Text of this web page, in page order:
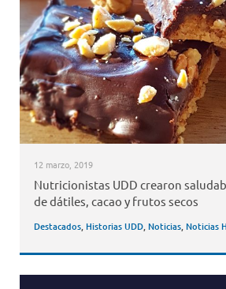
12 marzo, 2019
Nutricionistas UDD crearon
de dátiles, cacao y frutos secos
Destacados, Historias UDD, Noticias, Noticias